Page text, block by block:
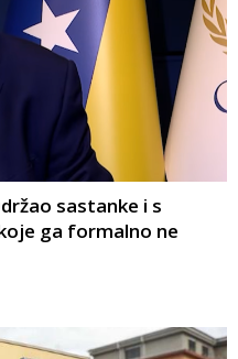
sastanke i s
ga formalno ne